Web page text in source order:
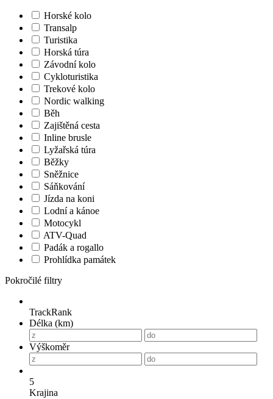
Horské kolo
Transalp
Turistika
Horská túra
Závodní kolo
Cykloturistika
Trekové kolo
Nordic walking
Běh
Zajištěná cesta
Inline brusle
Lyžařská túra
Běžky
Sněžnice
Sáňkování
Jízda na koni
Lodní a kánoe
Motocykl
ATV-Quad
Padák a rogallo
Prohlídka památek
Pokročilé filtry
TrackRank
Délka (km)
Výškoměr
5
Krajina